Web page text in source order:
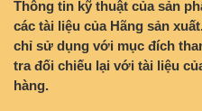
Thông tin kỹ thuật của sản
các tài liệu của Hãng sản
chỉ sử dụng với mục đích
tra đối chiếu lại với tài liệu
hàng.